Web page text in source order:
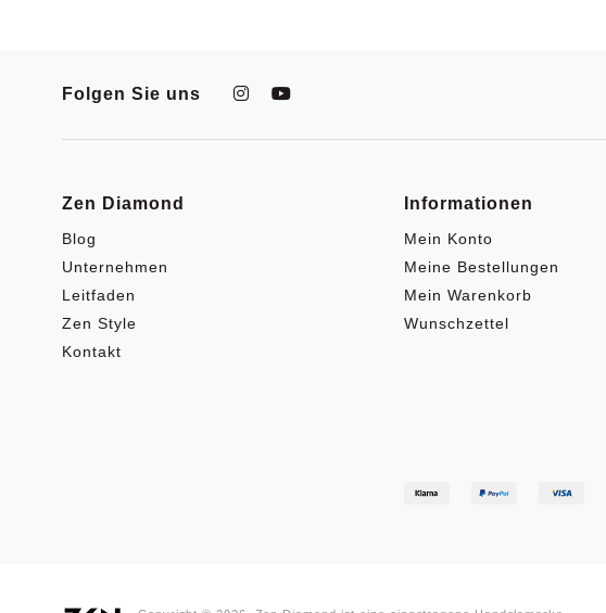
Folgen Sie uns
Zen Diamond
Blog
Unternehmen
Leitfaden
Zen Style
Kontakt
Informationen
Mein Konto
Meine Bestellungen
Mein Warenkorb
Wunschzettel